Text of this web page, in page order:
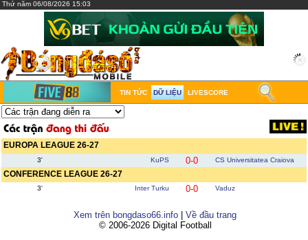
Thứ năm 06/08/2026 15:03
TIN TỨC DỮ LIỆU LIVESCORE
EUROPA LEAGUE 26-27
3' KuPS 0-0 CS Universitatea Craiova
CONFERENCE LEAGUE 26-27
3' Inter Turku 0-0 Vaduz
Xem trên bongdaso66.info | Về đầu trang
© 2006-2026 Digital Football